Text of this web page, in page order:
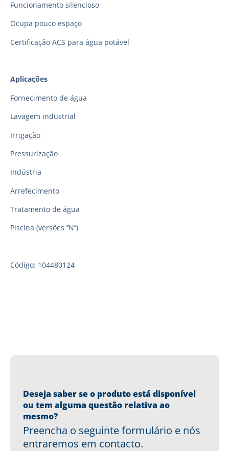
Funcionamento silencioso
Ocupa pouco espaço
Certificação ACS para água potável
Aplicações
Fornecimento de água
Lavagem industrial
Irrigação
Pressurização
Indústria
Arrefecimento
Tratamento de água
Piscina (versões ‘’N’’)
Código: 104480124
Deseja saber se o produto está disponível
ou tem alguma questão relativa ao
mesmo?
Preencha o seguinte formulário e nós
entraremos em contacto.